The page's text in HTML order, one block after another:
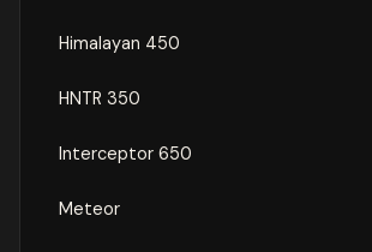
Himalayan 450
HNTR 350
Interceptor 650
Meteor